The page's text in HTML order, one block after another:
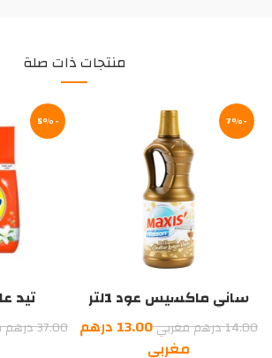
منتجات ذات صلة
-7%
ساني ماكسيس عود 1لتر
14.00درهم مغربيالسعر
الأصلي
13.00 درهم
مغربي
-5%
تيد عادي
37.00درهم